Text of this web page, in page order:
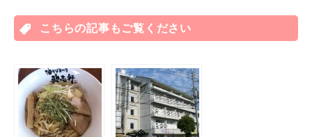
n
i
t
e
r
c
b
o
o
a
l
こちらの記事もご覧ください